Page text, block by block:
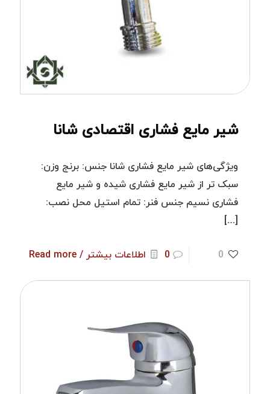
شیر مایع فشاری اقتصادی شانا
ویژگی‌های شیر مایع فشاری شانا جنس: برنج وزن:
سبک تر از شیر مایع فشاری شیده و شیر مایع
فشاری نسیم جنس فنر: تمام استیل محل نصب:
[…]
0
0 اطلاعات بیشتر / Read more